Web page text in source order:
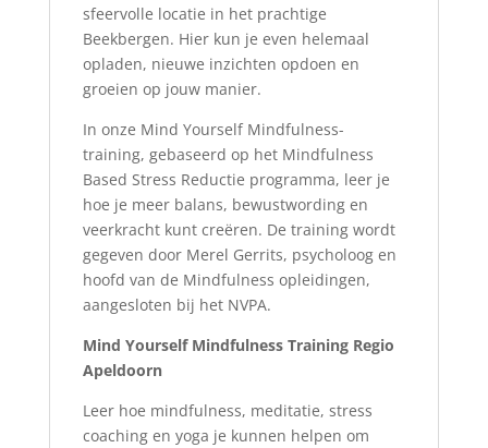
sfeervolle locatie in het prachtige
Beekbergen. Hier kun je even helemaal
opladen, nieuwe inzichten opdoen en
groeien op jouw manier.
In onze Mind Yourself Mindfulness-
training, gebaseerd op het Mindfulness
Based Stress Reductie programma, leer je
hoe je meer balans, bewustwording en
veerkracht kunt creëren. De training wordt
gegeven door Merel Gerrits, psycholoog en
hoofd van de Mindfulness opleidingen,
aangesloten bij het NVPA.
Mind Yourself Mindfulness Training Regio
Apeldoorn
Leer hoe mindfulness, meditatie, stress
coaching en yoga je kunnen helpen om